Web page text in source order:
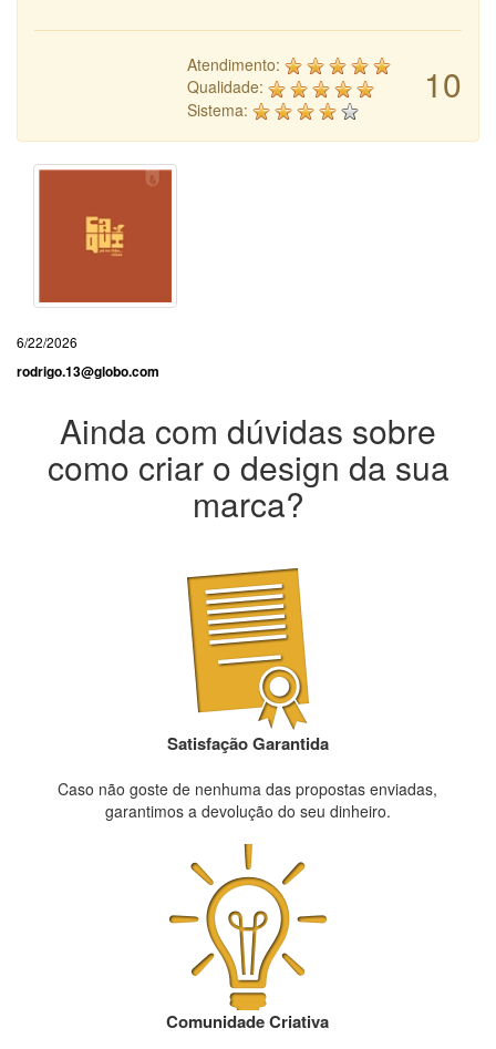
10
Atendimento:
Qualidade:
Sistema:
6/22/2026
rodrigo.13@globo.com
Ainda com dúvidas sobre
como criar o design da sua
marca?
Satisfação Garantida
Caso não goste de nenhuma das propostas enviadas,
garantimos a devolução do seu dinheiro.
Comunidade Criativa